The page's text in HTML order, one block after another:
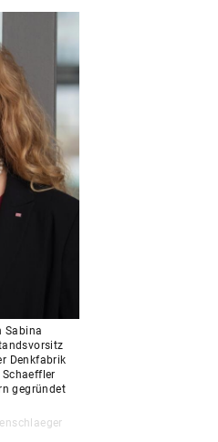
Sabina
Denkfabrik
gegründet